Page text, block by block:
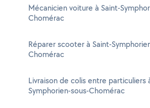
Mécanicien voiture à Saint-
Chomérac
Réparer scooter à Saint-
Chomérac
Livraison de colis entre particuliers
Symphorien-sous-Chomérac